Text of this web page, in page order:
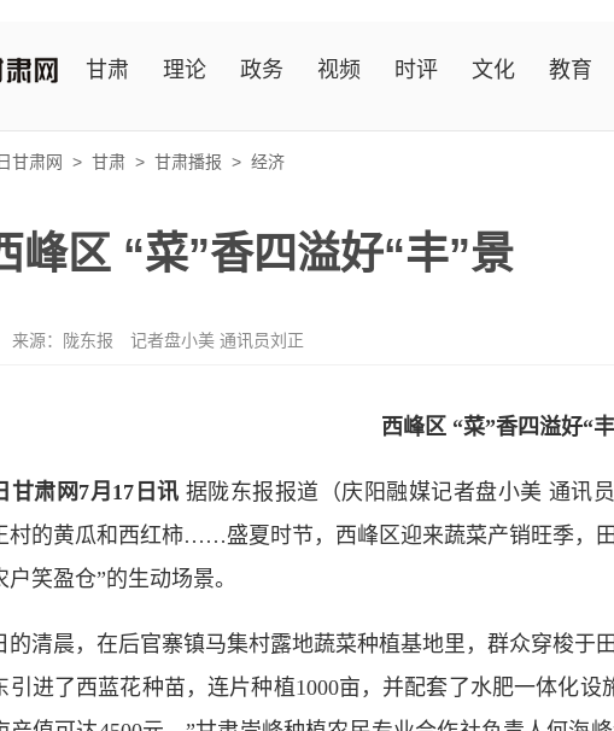
甘肃 理论 政务 视频 时评 文化 教育
甘肃网 > 甘肃 > 甘肃播报 > 经济
峰区 “菜”香四溢好“丰”景
来源：陇东报 记者盘小美 通讯员刘正
西峰区 “菜”香四溢好“
肃网7月17日讯 据陇东报报道（庆阳融媒记者盘小美 通讯
村的黄瓜和西红柿……盛夏时节，西峰区迎来蔬菜产销旺季，
笑盈仓”的生动场景。
晨，在后官寨镇马集村露地蔬菜种植基地里，群众穿梭于
引进了西蓝花种苗，连片种植1000亩，并配套了水肥一体化